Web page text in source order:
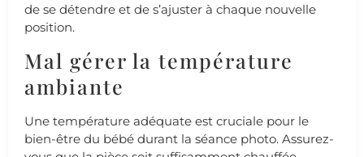
de se détendre et de s’ajuster à chaque nouvelle
position.
Mal gérer la température
ambiante
Une température adéquate est cruciale pour le
bien-être du bébé durant la séance photo. Assurez-